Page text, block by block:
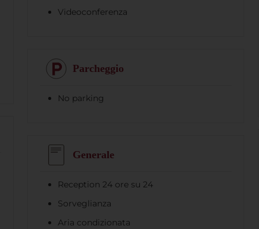
Videoconferenza
Parcheggio
No parking
Generale
Reception 24 ore su 24
Sorveglianza
Aria condizionata